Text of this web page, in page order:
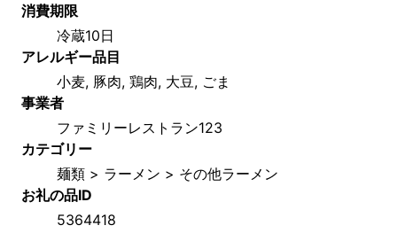
消費期限
冷蔵10日
アレルギー品目
小麦, 豚肉, 鶏肉, 大豆, ごま
事業者
ファミリーレストラン123
カテゴリー
麺類 > ラーメン > その他ラーメン
お礼の品ID
5364418